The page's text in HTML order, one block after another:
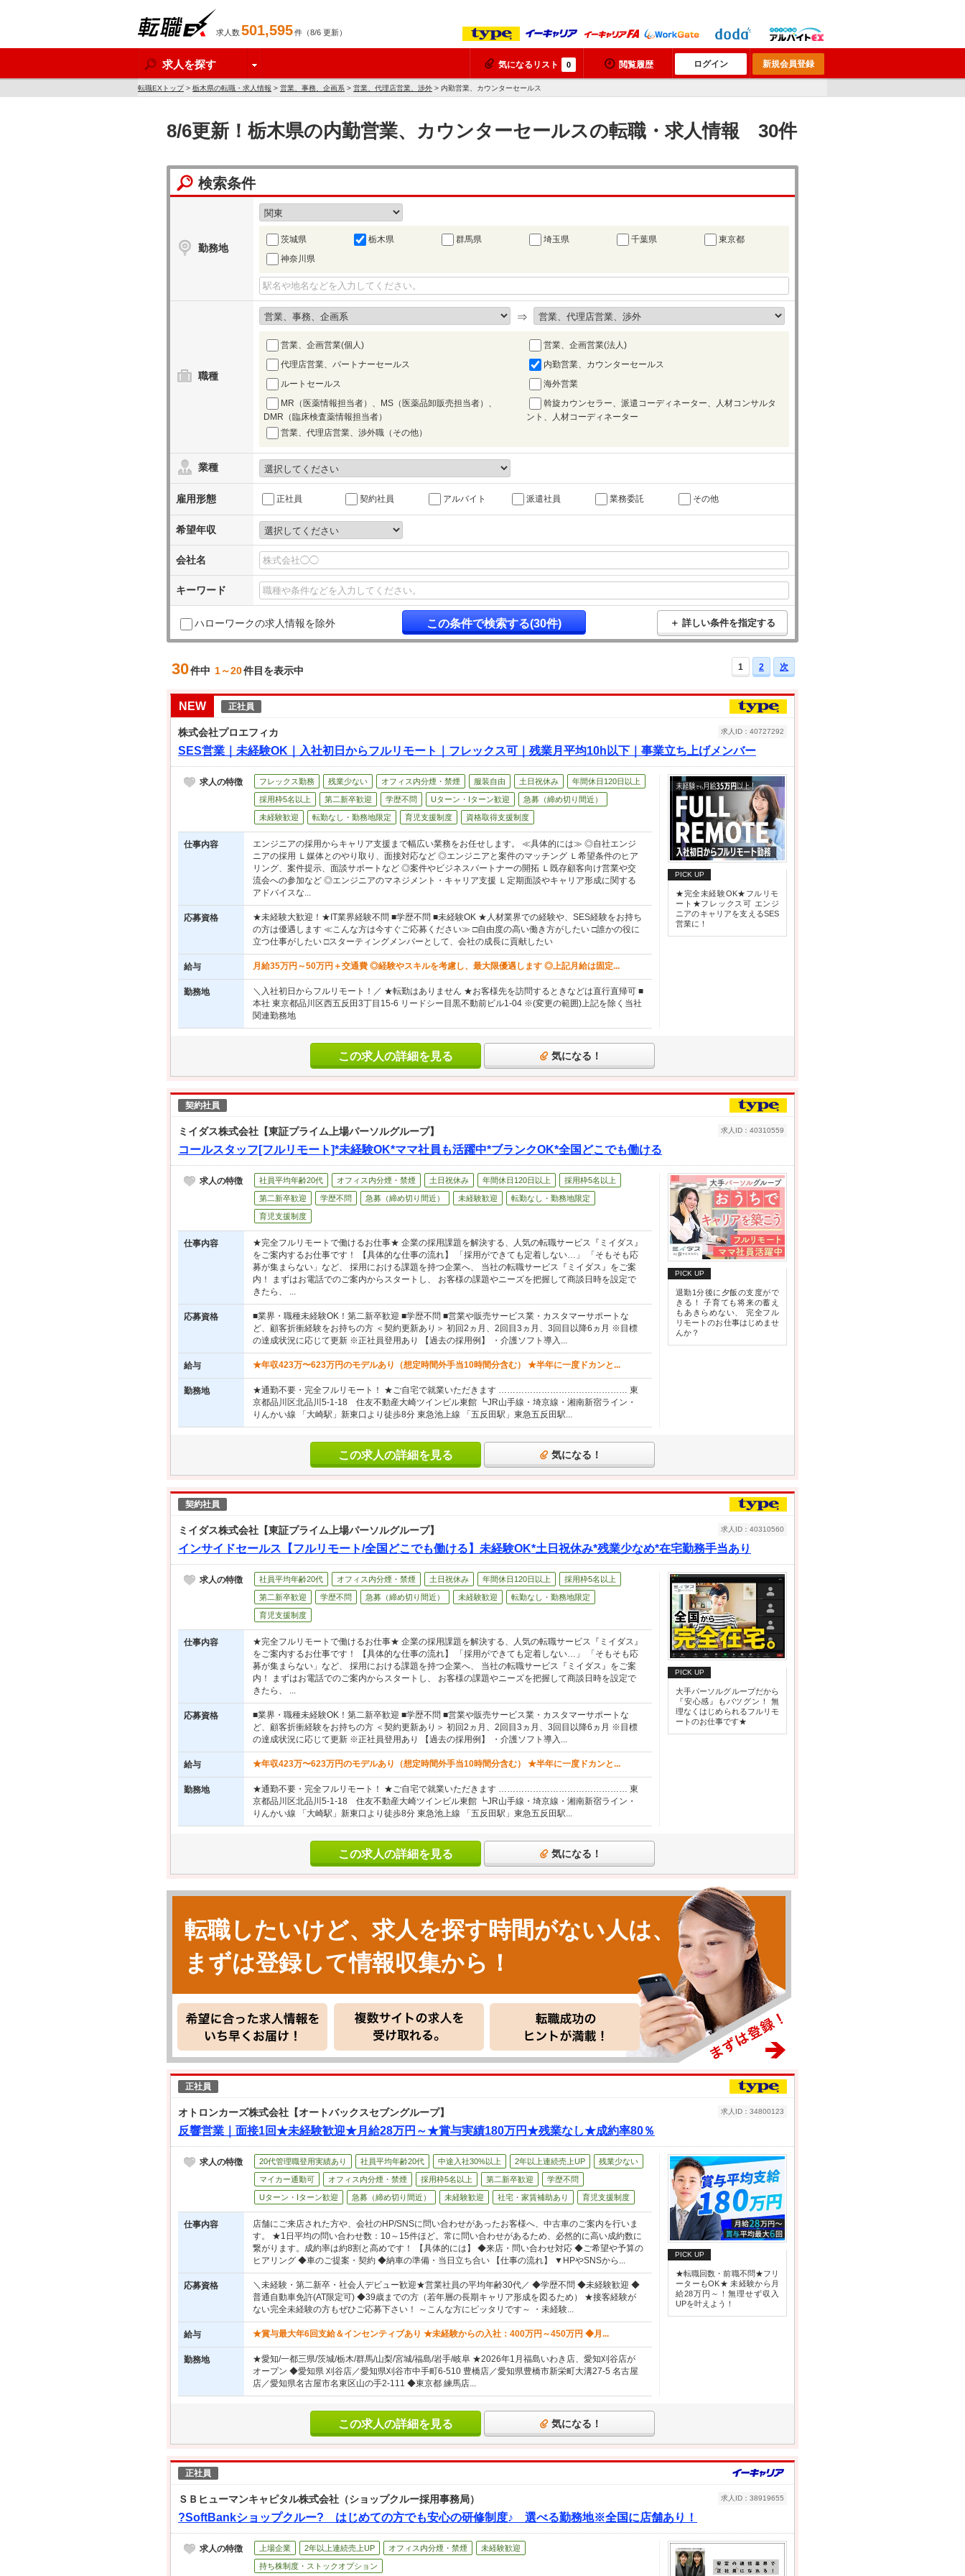
求人数501,595件（8/6 更新）
求人を探す 気になるリスト 0 閲覧履歴 ログイン 新規会員登録
転職EXトップ> 栃木県の転職・求人情報 > 営業、事務、企画系 > 営業、代理店営業、渉外 > 内勤営業、カウンターセールス
8/6更新！栃木県の内勤営業、カウンターセールスの転職・求人情報 30件
検索条件
勤務地
茨城県 栃木県 群馬県 埼玉県 千葉県
東京都
神奈川県
職種
⇒
営業、企画営業(個人)
営業、企画営業(法人)
代理店営業、パートナーセールス
内勤営業、カウンターセールス
ルートセールス
海外営業
MR（医薬情報担当者）、MS（医薬品卸販売担当者）、
DMR（臨床検査薬情報担当者）
斡旋カウンセラー、派遣コーディネーター、人材コンサルタ
ント、人材コーディネーター
営業、代理店営業、渉外職（その他）
業種
雇用形態 正社員 契約社員 アルバイト 派遣社員 業務委託 その他
希望年収
会社名
キーワード
ハローワークの求人情報を除外 ＋ 詳しい条件を指定する
30件中 1～20件目を表示中 1 2 次
NEW 正社員
株式会社プロエフィカ
SES営業｜未経験OK｜入社初日からフルリモート｜フレックス可｜残業月平均10h以下｜事業立ち上げメンバー
求人ID：40727292
求人の特徴 フレックス勤務 残業少ない オフィス内分煙・禁煙 服装自由 土日祝休み 年間休日120日以上
採用枠5名以上 第二新卒歓迎 学歴不問 Uターン・Iターン歓迎 急募（締め切り間近）
未経験歓迎 転勤なし・勤務地限定 育児支援制度 資格取得支援制度
仕事内容
エンジニアの採用からキャリア支援まで幅広い業務をお任せします。 ≪具体的には≫ ◎自社エンジ
ニアの採用 Ｌ媒体とのやり取り、面接対応など ◎エンジニアと案件のマッチング Ｌ希望条件のヒア
リング、案件提示、面談サポートなど ◎案件やビジネスパートナーの開拓 Ｌ既存顧客向け営業や交
流会への参加など ◎エンジニアのマネジメント・キャリア支援 Ｌ定期面談やキャリア形成に関する
アドバイスな...
応募資格
★未経験大歓迎！★IT業界経験不問 ■学歴不問 ■未経験OK ★人材業界での経験や、SES経験をお持ち
の方は優遇します ≪こんな方は今すぐご応募ください≫ □自由度の高い働き方がしたい □誰かの役に
立つ仕事がしたい □スターティングメンバーとして、会社の成長に貢献したい
給与 月給35万円～50万円＋交通費 ◎経験やスキルを考慮し、最大限優遇します ◎上記月給は固定...
勤務地
＼入社初日からフルリモート！／ ★転勤はありません ★お客様先を訪問するときなどは直行直帰可 ■
本社 東京都品川区西五反田3丁目15-6 リードシー目黒不動前ビル1-04 ※(変更の範囲)上記を除く当社
関連勤務地
PICK UP
★完全未経験OK★フルリモ
ート★フレックス可 エンジ
ニアのキャリアを支えるSES
営業に！
この求人の詳細を見る 気になる！
契約社員
ミイダス株式会社【東証プライム上場パーソルグループ】
コールスタッフ[フルリモート]*未経験OK*ママ社員も活躍中*ブランクOK*全国どこでも働ける
求人ID：40310559
求人の特徴 社員平均年齢20代 オフィス内分煙・禁煙 土日祝休み 年間休日120日以上 採用枠5名以上
第二新卒歓迎 学歴不問 急募（締め切り間近） 未経験歓迎 転勤なし・勤務地限定
育児支援制度
仕事内容
★完全フルリモートで働けるお仕事★ 企業の採用課題を解決する、人気の転職サービス『ミイダス』
をご案内するお仕事です！ 【具体的な仕事の流れ】 「採用ができても定着しない…」 「そもそも応
募が集まらない」など、 採用における課題を持つ企業へ、 当社の転職サービス『ミイダス』をご案
内！ まずはお電話でのご案内からスタートし、 お客様の課題やニーズを把握して商談日時を設定で
きたら、 ...
応募資格
■業界・職種未経験OK！第二新卒歓迎 ■学歴不問 ■営業や販売サービス業・カスタマーサポートな
ど、顧客折衝経験をお持ちの方 ＜契約更新あり＞ 初回2ヵ月、2回目3ヵ月、3回目以降6ヵ月 ※目標
の達成状況に応じて更新 ※正社員登用あり 【過去の採用例】 ・介護ソフト導入...
給与 ★年収423万〜623万円のモデルあり（想定時間外手当10時間分含む） ★半年に一度ドカンと...
勤務地
★通勤不要・完全フルリモート！ ★ご自宅で就業いただきます ……………………………………… 東
京都品川区北品川5-1-18 住友不動産大崎ツインビル東館 ┗JR山手線・埼京線・湘南新宿ライン・
りんかい線 「大崎駅」新東口より徒歩8分 東急池上線 「五反田駅」東急五反田駅...
PICK UP
退勤1分後に夕飯の支度がで
きる！ 子育ても将来の蓄え
もあきらめない、 完全フル
リモートのお仕事はじめませ
んか？
この求人の詳細を見る 気になる！
契約社員
ミイダス株式会社【東証プライム上場パーソルグループ】
インサイドセールス【フルリモート/全国どこでも働ける】未経験OK*土日祝休み*残業少なめ*在宅勤務手当あり
求人ID：40310560
求人の特徴 社員平均年齢20代 オフィス内分煙・禁煙 土日祝休み 年間休日120日以上 採用枠5名以上
第二新卒歓迎 学歴不問 急募（締め切り間近） 未経験歓迎 転勤なし・勤務地限定
育児支援制度
仕事内容
★完全フルリモートで働けるお仕事★ 企業の採用課題を解決する、人気の転職サービス『ミイダス』
をご案内するお仕事です！ 【具体的な仕事の流れ】 「採用ができても定着しない…」 「そもそも応
募が集まらない」など、 採用における課題を持つ企業へ、 当社の転職サービス『ミイダス』をご案
内！ まずはお電話でのご案内からスタートし、 お客様の課題やニーズを把握して商談日時を設定で
きたら、 ...
応募資格
■業界・職種未経験OK！第二新卒歓迎 ■学歴不問 ■営業や販売サービス業・カスタマーサポートな
ど、顧客折衝経験をお持ちの方 ＜契約更新あり＞ 初回2ヵ月、2回目3ヵ月、3回目以降6ヵ月 ※目標
の達成状況に応じて更新 ※正社員登用あり 【過去の採用例】 ・介護ソフト導入...
給与 ★年収423万〜623万円のモデルあり（想定時間外手当10時間分含む） ★半年に一度ドカンと...
勤務地
★通勤不要・完全フルリモート！ ★ご自宅で就業いただきます ……………………………………… 東
京都品川区北品川5-1-18 住友不動産大崎ツインビル東館 ┗JR山手線・埼京線・湘南新宿ライン・
りんかい線 「大崎駅」新東口より徒歩8分 東急池上線 「五反田駅」東急五反田駅...
PICK UP
大手パーソルグループだから
『安心感』もバツグン！ 無
理なくはじめられるフルリモ
ートのお仕事です★
この求人の詳細を見る 気になる！
転職したいけど、求人を探す時間がない人は、
まずは登録して情報収集から！
正社員
オトロンカーズ株式会社【オートバックスセブングループ】
反響営業｜面接1回★未経験歓迎★月給28万円～★賞与実績180万円★残業なし★成約率80％
求人ID：34800123
求人の特徴 20代管理職登用実績あり 社員平均年齢20代 中途入社30%以上 2年以上連続売上UP 残業少ない
マイカー通勤可 オフィス内分煙・禁煙 採用枠5名以上 第二新卒歓迎 学歴不問
Uターン・Iターン歓迎 急募（締め切り間近） 未経験歓迎 社宅・家賃補助あり 育児支援制度
仕事内容
店舗にご来店された方や、会社のHP/SNSに問い合わせがあったお客様へ、中古車のご案内を行いま
す。 ★1日平均の問い合わせ数：10～15件ほど。常に問い合わせがあるため、必然的に高い成約数に
繋がります。成約率は約8割と高めです！ 【具体的には】 ◆来店・問い合わせ対応 ◆ご希望や予算の
ヒアリング ◆車のご提案・契約 ◆納車の準備・当日立ち合い 【仕事の流れ】 ▼HPやSNSから...
応募資格
＼未経験・第二新卒・社会人デビュー歓迎★営業社員の平均年齢30代／ ◆学歴不問 ◆未経験歓迎 ◆
普通自動車免許(AT限定可) ◆39歳までの方（若年層の長期キャリア形成を図るため） ★接客経験が
ない完全未経験の方もぜひご応募下さい！ ～こんな方にピッタリです～ ・未経験...
給与 ★賞与最大年6回支給＆インセンティブあり ★未経験からの入社：400万円～450万円 ◆月...
勤務地
★愛知/一都三県/茨城/栃木/群馬/山梨/宮城/福島/岩手/岐阜 ★2026年1月福島いわき店、愛知刈谷店が
オープン ◆愛知県 刈谷店／愛知県刈谷市中手町6-510 豊橋店／愛知県豊橋市新栄町大溝27-5 名古屋
店／愛知県名古屋市名東区山の手2-111 ◆東京都 練馬店...
PICK UP
★転職回数・前職不問★フリ
ーターもOK★ 未経験から月
給28万円～！無理せず収入
UPを叶えよう！
この求人の詳細を見る 気になる！
正社員
ＳＢヒューマンキャピタル株式会社（ショップクルー採用事務局）
?SoftBankショップクルー? はじめての方でも安心の研修制度♪ 選べる勤務地※全国に店舗あり！
求人ID：38919655
求人の特徴 上場企業 2年以上連続売上UP オフィス内分煙・禁煙 未経験歓迎
持ち株制度・ストックオプション